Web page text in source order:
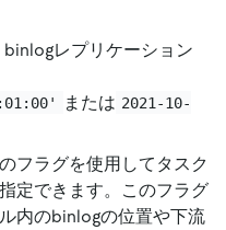
binlogレプリケーション
または 2021-10-
フラグを使用してタスク
定できます。このフラグ
内のbinlogの位置や下流